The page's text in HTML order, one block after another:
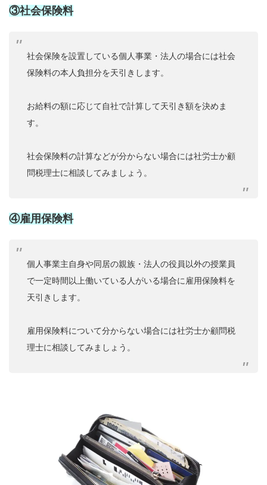
③社会保険料
社会保険を設置している個人事業・法人の場合には社会
保険料の本人負担分を天引きします。
お給料の額に応じて自社で計算して天引き額を決めま
す。
社会保険料の計算などが分からない場合には社労士か顧
問税理士に相談してみましょう。
④雇用保険料
個人事業主自身や同居の親族・法人の役員以外の授業員
で一定時間以上働いている人がいる場合に雇用保険料を
天引きします。
雇用保険料について分からない場合には社労士か顧問税
理士に相談してみましょう。